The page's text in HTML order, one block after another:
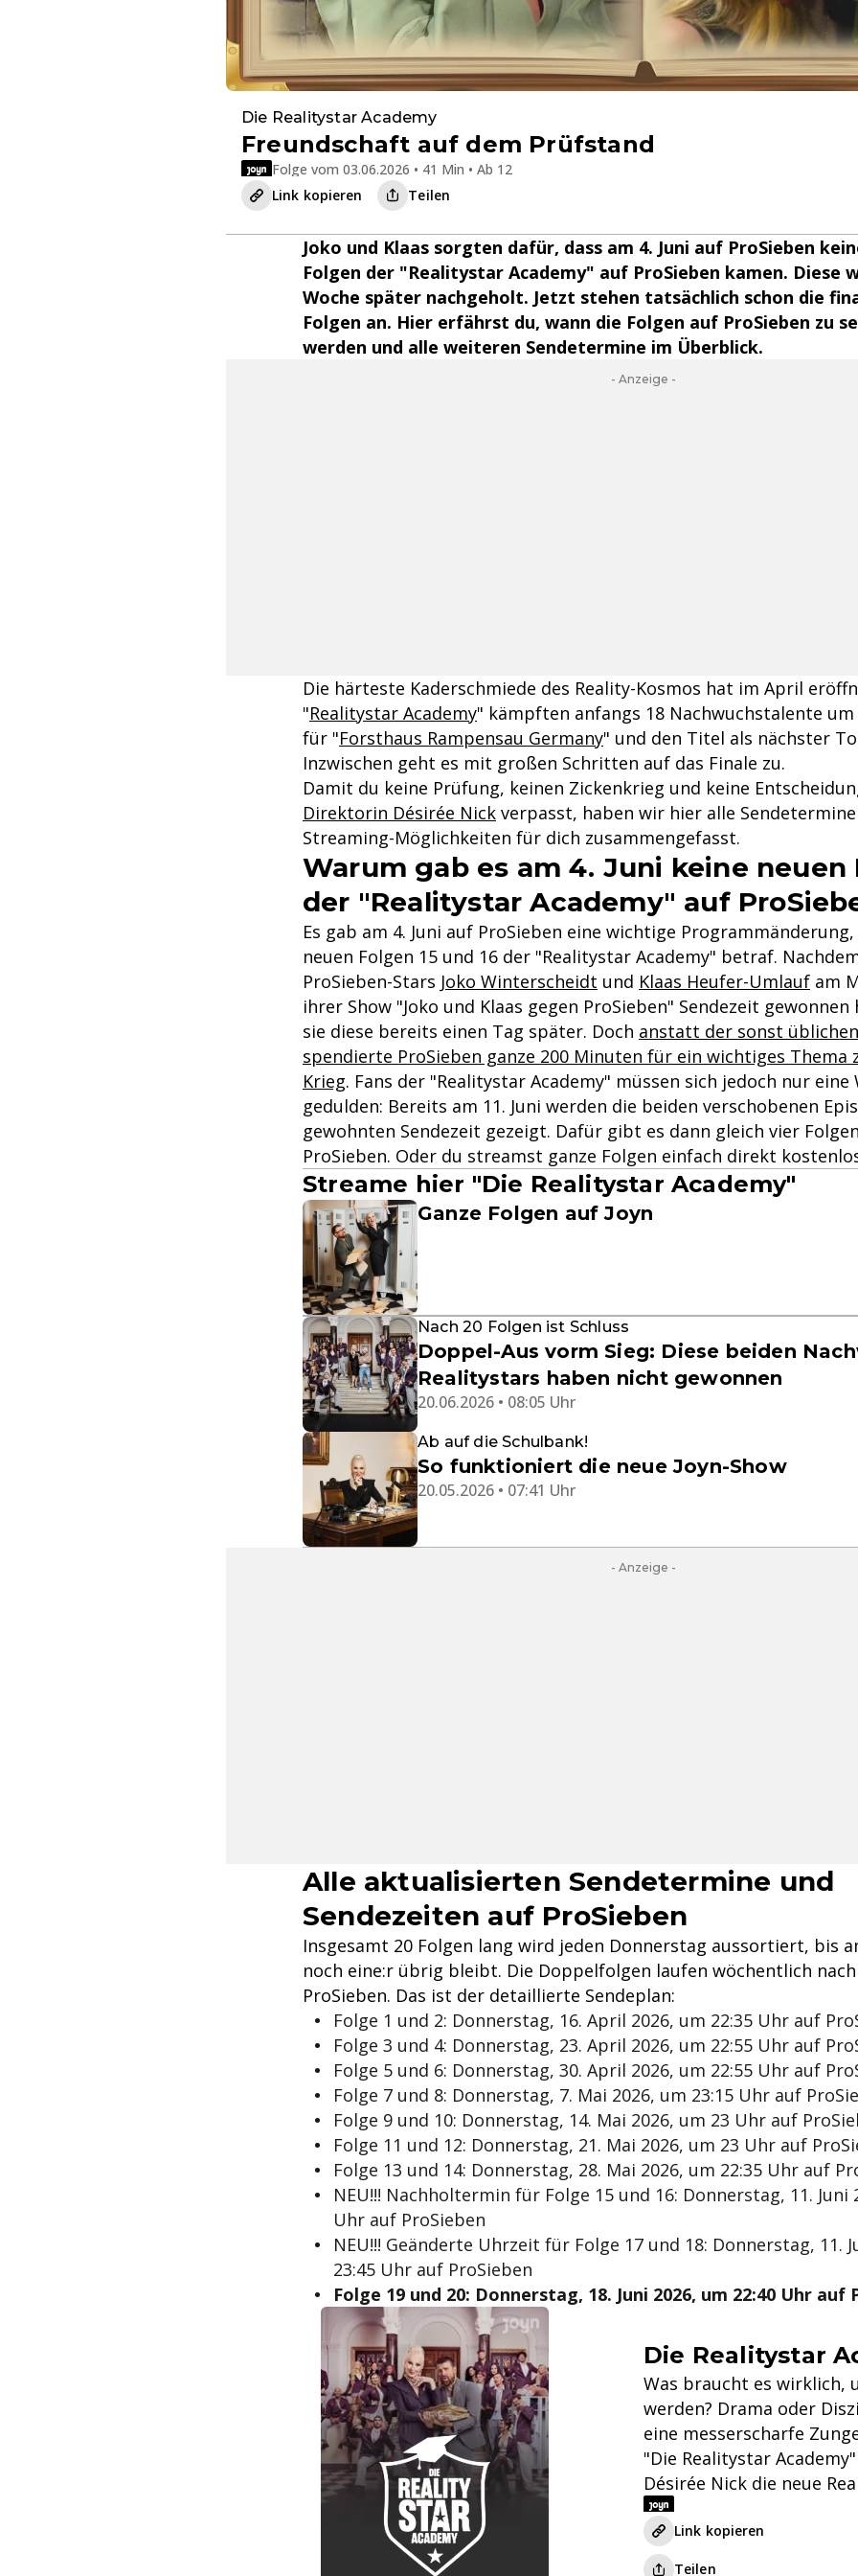
Die Realitystar Academy
Freundschaft auf dem Prüfstand
Folge vom 03.06.2026 • 41 Min • Ab 12
Link kopieren
Teilen
Joko und Klaas sorgten dafür, dass am 4. Juni auf ProSieben
Folgen der "Realitystar Academy" auf ProSieben kamen. Diese
Woche später nachgeholt. Jetzt stehen tatsächlich schon die
Folgen an. Hier erfährst du, wann die Folgen auf ProSieben zu
werden und alle weiteren Sendetermine im Überblick.
- Anzeige -
Die härteste Kaderschmiede des Reality-Kosmos hat im April
"Realitystar Academy" kämpften anfangs 18 Nachwuchstalente
für "Forsthaus Rampensau Germany" und den Titel als nächster
Inzwischen geht es mit großen Schritten auf das Finale zu.
Damit du keine Prüfung, keinen Zickenkrieg und keine
Direktorin Désirée Nick verpasst, haben wir hier alle
Streaming-Möglichkeiten für dich zusammengefasst.
Warum gab es am 4. Juni keine neuen
der "Realitystar Academy" auf
Es gab am 4. Juni auf ProSieben eine wichtige
neuen Folgen 15 und 16 der "Realitystar Academy" betraf.
ProSieben-Stars Joko Winterscheidt und Klaas Heufer-Umlauf am
ihrer Show "Joko und Klaas gegen ProSieben" Sendezeit
sie diese bereits einen Tag später. Doch anstatt der sonst
spendierte ProSieben ganze 200 Minuten für ein wichtiges Thema
Krieg. Fans der "Realitystar Academy" müssen sich jedoch nur eine
gedulden: Bereits am 11. Juni werden die beiden verschobenen
gewohnten Sendezeit gezeigt. Dafür gibt es dann gleich vier
ProSieben. Oder du streamst ganze Folgen einfach direkt
Streame hier "Die Realitystar Academy"
Ganze Folgen auf Joyn
Nach 20 Folgen ist Schluss
Doppel-Aus vorm Sieg: Diese beiden
Realitystars haben nicht gewonnen
20.06.2026 • 08:05 Uhr
Ab auf die Schulbank!
So funktioniert die neue Joyn-Show
20.05.2026 • 07:41 Uhr
- Anzeige -
Alle aktualisierten Sendetermine und
Sendezeiten auf ProSieben
Insgesamt 20 Folgen lang wird jeden Donnerstag aussortiert, bis
noch eine:r übrig bleibt. Die Doppelfolgen laufen wöchentlich nach
ProSieben. Das ist der detaillierte Sendeplan:
Folge 1 und 2: Donnerstag, 16. April 2026, um 22:35 Uhr auf
Folge 3 und 4: Donnerstag, 23. April 2026, um 22:55 Uhr auf
Folge 5 und 6: Donnerstag, 30. April 2026, um 22:55 Uhr auf
Folge 7 und 8: Donnerstag, 7. Mai 2026, um 23:15 Uhr auf
Folge 9 und 10: Donnerstag, 14. Mai 2026, um 23 Uhr auf
Folge 11 und 12: Donnerstag, 21. Mai 2026, um 23 Uhr auf
Folge 13 und 14: Donnerstag, 28. Mai 2026, um 22:35 Uhr auf
NEU!!! Nachholtermin für Folge 15 und 16: Donnerstag, 11. Juni
Uhr auf ProSieben
NEU!!! Geänderte Uhrzeit für Folge 17 und 18: Donnerstag, 11.
23:45 Uhr auf ProSieben
Folge 19 und 20: Donnerstag, 18. Juni 2026, um 22:40 Uhr auf
Die Realitystar
Was braucht es wirklich,
werden? Drama oder
eine messerscharfe
"Die Realitystar
Désirée Nick die neue
Link kopieren
Teilen